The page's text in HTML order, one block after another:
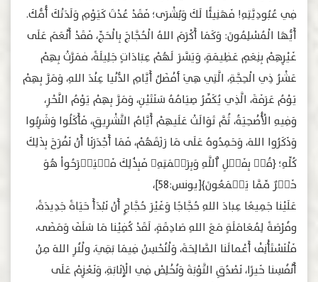
فِي عُبُودِيَّتِهِ! فَهَنِيئًا لَكَ وَبُشْرَى؛ فَقَدْ عُدْتَ كَيَوْمِ وَلَدَتْكَ أُمُّكَ.
أَيُّهَا الْمُسْلِمُونَ: وَكَمَا أَكْرَمَ اللهُ الْحُجَّاجَ بِالْحَجِّ، فَقَدْ أَنْعَمَ عَلَى
غَيْرِهِمْ بِنِعَمٍ عَظِيمَةٍ، وَيَسَّرَ لَهُمْ عِبَادَاتٍ جَلِيلَةً، فمَرَّتْ بِهِمْ
عَشْرُ ذِي الْحِجَّةِ، الَّتِي هِيَ أفْضَلُ أَيَّامِ الدُّنْيا عِنْدَ اللهِ، وَمَرَّ بِهِمْ
يَوْمُ عَرَفَةَ، الَّذِي يُكَفِّرُ صِيَامُهُ سَنَتَيْنِ، وَمَرَّ بِهِمْ يَوْمُ النَّحْرِ،
وَفِيهِ الْأُضْحِيَةُ، ثُمَّ تَوَالَتْ عَلَيهِمْ أَيَّامُ التَّشْرِيقِ، فَأَكَلُوا وَشَرِبُوا
وَذَكَرُوا اللهَ، وَحَمِدُوهُ عَلَى مَا رَزَقَهُمْ، فَمَا أَجْدَرَنَا أَنْ نَفْرَحَ بِذَلِكَ
كُلِّهِ؛ ﴿قُلۡ بِفَضۡلِ ٱللَّهِ وَبِرَحۡمَتِهِۦ فَبِذَٰلِكَ ‌فَلۡيَفۡرَحُواْ هُوَ
خَيۡرٌ مِّمَّا يَجۡمَعُونَ﴾[يونس:58]،
عَلَيْنا جَمِيعًا عِبادَ اللهِ حُجَّاجًا وَغَيْرَ حُجَّاجٍ أَنْ نَبْدَأَ حَيَاةً جَدِيدَةً،
وفُرْصَةً لِمُعَامَلَةٍ مَعَ اللهِ صَادِقَةٍ، لَقَدْ كُفِيْنا مَا سَلَفَ وَمَضَى،
فَلْنَسْتَأْنِفْ أَعْمالَنا الصَّالِحَةَ، وَلْنُحْسِنْ فِيمَا بَقِيَ، ولْنُرِ اللهَ مِنْ
أَنْفُسِنا خَيرًا، نَصْدُقِ التَّوْبَةَ وَنُخْلِصْ فِي الْإِنَابَةِ، وَنَعْزِمْ عَلَى